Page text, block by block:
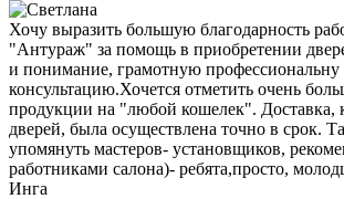
Хочу выразить большую благодарность
"Антураж" за помощь в приобретении
и понимание, грамотную
консультацию.Хочется отметить очень
продукции на "любой кошелек".
дверей, была осуществлена точно в срок.
упомянуть мастеров- установщиков,
работниками салона)- ребята,просто,
Инга